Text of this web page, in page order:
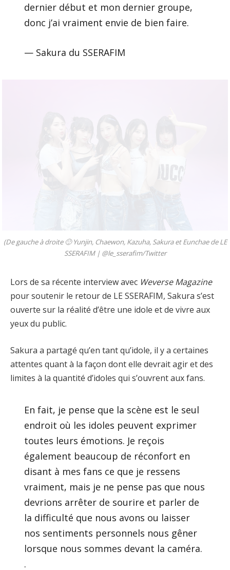
dernier début et mon dernier groupe,
donc j’ai vraiment envie de bien faire.
— Sakura du SSERAFIM
(De gauche à droite 🙂 Yunjin, Chaewon, Kazuha, Sakura et Eunchae de LE
SSERAFIM | @le_sserafim/Twitter
Lors de sa récente interview avec Weverse Magazine
pour soutenir le retour de LE SSERAFIM, Sakura s’est
ouverte sur la réalité d’être une idole et de vivre aux
yeux du public.
Sakura a partagé qu’en tant qu’idole, il y a certaines
attentes quant à la façon dont elle devrait agir et des
limites à la quantité d’idoles qui s’ouvrent aux fans.
En fait, je pense que la scène est le seul
endroit où les idoles peuvent exprimer
toutes leurs émotions. Je reçois
également beaucoup de réconfort en
disant à mes fans ce que je ressens
vraiment, mais je ne pense pas que nous
devrions arrêter de sourire et parler de
la difficulté que nous avons ou laisser
nos sentiments personnels nous gêner
lorsque nous sommes devant la caméra.
.